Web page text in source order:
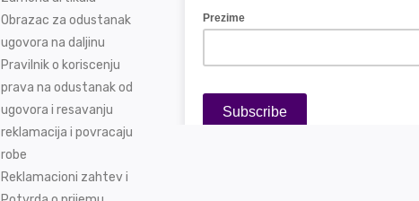
Obrazac za odustanak
ugovora na daljinu
Pravilnik o koriscenju
prava na odustanak od
ugovora i resavanju
reklamacija i povracaju
robe
Reklamacioni zahtev i